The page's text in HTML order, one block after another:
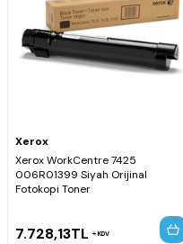
Xerox
Xerox WorkCentre 7425
006R01399 Siyah Orijinal
Fotokopi Toner
7.728,13TL KDV